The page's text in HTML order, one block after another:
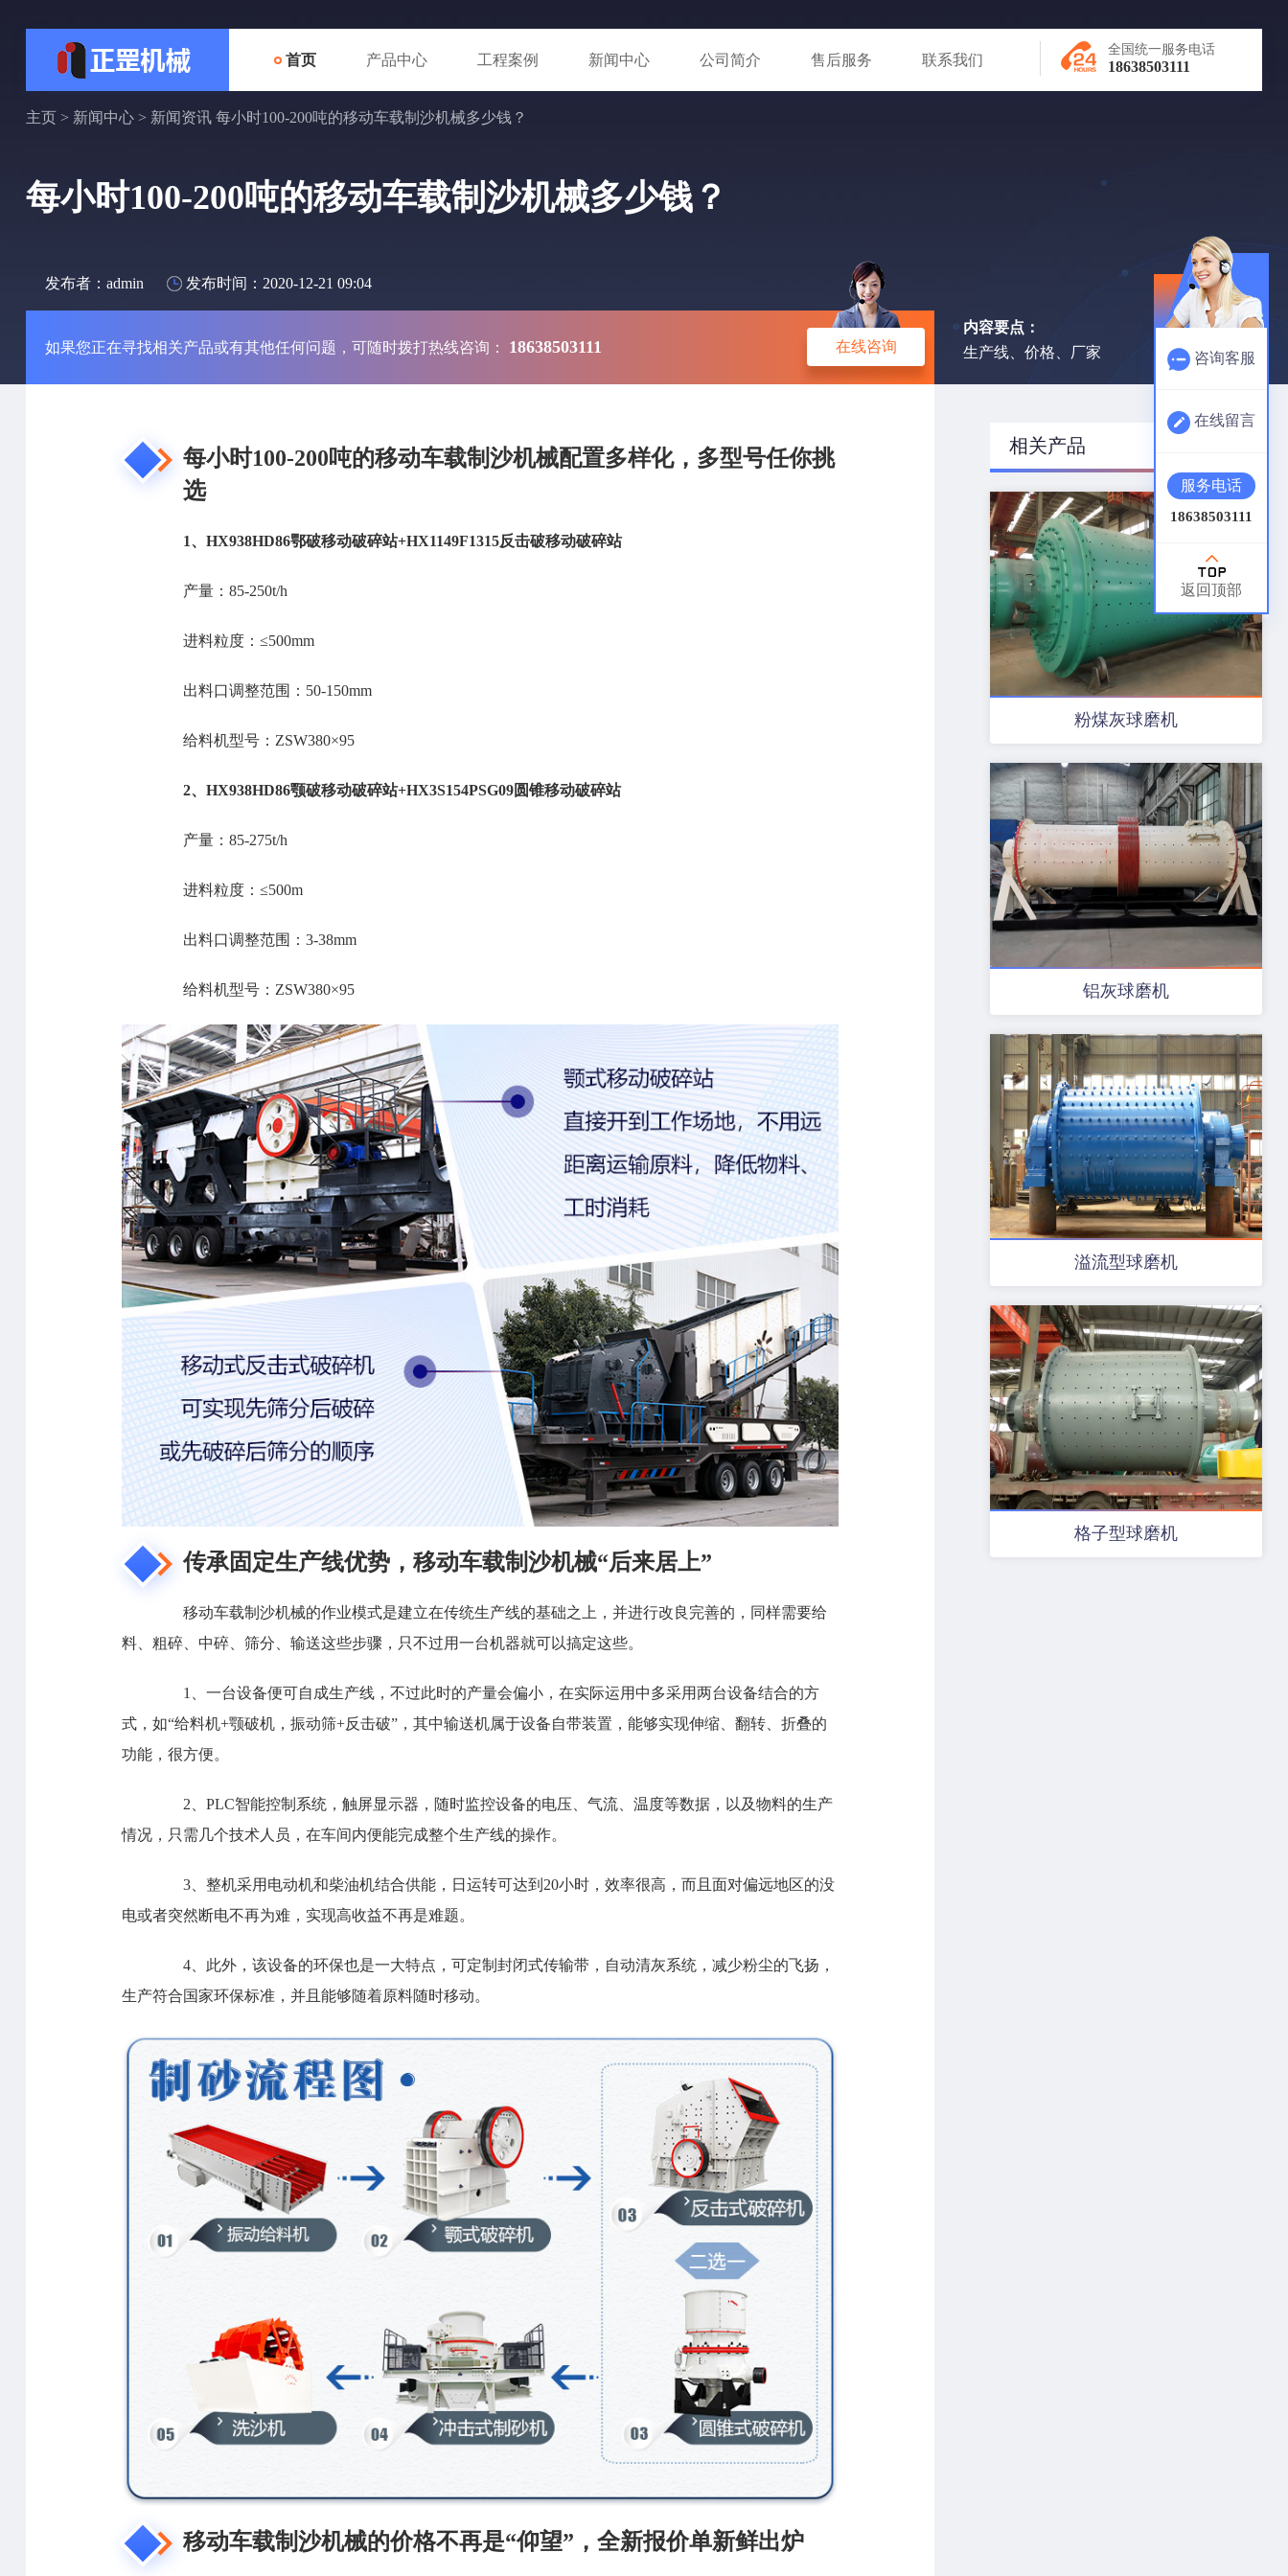
首页 产品中心 工程案例 新闻中心 公司简介 售后服务 联系我们
全国统一服务电话
18638503111
主页> 新闻中心> 新闻资讯每小时100-200吨的移动车载制沙机械多少钱？
每小时100-200吨的移动车载制沙机械多少钱？
发布者：admin 发布时间：2020-12-21 09:04
如果您正在寻找相关产品或有其他任何问题，可随时拨打热线咨询： 18638503111 在线咨询
内容要点：
生产线、价格、厂家
每小时100-200吨的移动车载制沙机械配置多样化，多型号任你挑
选
1、HX938HD86鄂破移动破碎站+HX1149F1315反击破移动破碎站
产量：85-250t/h
进料粒度：≤500mm
出料口调整范围：50-150mm
给料机型号：ZSW380×95
2、HX938HD86颚破移动破碎站+HX3S154PSG09圆锥移动破碎站
产量：85-275t/h
进料粒度：≤500m
出料口调整范围：3-38mm
给料机型号：ZSW380×95
传承固定生产线优势，移动车载制沙机械“后来居上”
移动车载制沙机械的作业模式是建立在传统生产线的基础之上，并进行改良完善的，同样需要给
料、粗碎、中碎、筛分、输送这些步骤，只不过用一台机器就可以搞定这些。
1、一台设备便可自成生产线，不过此时的产量会偏小，在实际运用中多采用两台设备结合的方
式，如“给料机+颚破机，振动筛+反击破”，其中输送机属于设备自带装置，能够实现伸缩、翻转、折叠的
功能，很方便。
2、PLC智能控制系统，触屏显示器，随时监控设备的电压、气流、温度等数据，以及物料的生产
情况，只需几个技术人员，在车间内便能完成整个生产线的操作。
3、整机采用电动机和柴油机结合供能，日运转可达到20小时，效率很高，而且面对偏远地区的没
电或者突然断电不再为难，实现高收益不再是难题。
4、此外，该设备的环保也是一大特点，可定制封闭式传输带，自动清灰系统，减少粉尘的飞扬，
生产符合国家环保标准，并且能够随着原料随时移动。
移动车载制沙机械的价格不再是“仰望”，全新报价单新鲜出炉
相关产品
粉煤灰球磨机
铝灰球磨机
溢流型球磨机
格子型球磨机
咨询客服
在线留言
服务电话
18638503111
返回顶部